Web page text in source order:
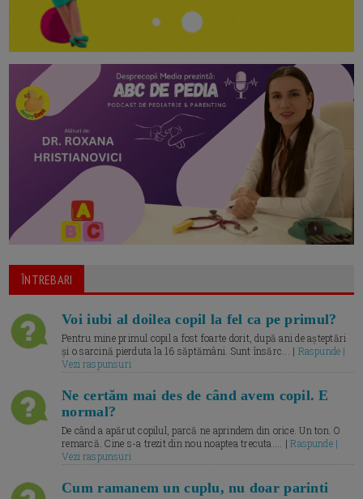
ÎNTREBARI
Voi iubi al doilea copil la fel ca pe primul?
Pentru mine primul copil a fost foarte dorit, după ani de așteptări
și o sarcină pierduta la 16 săptămâni. Sunt însărc... | Raspunde |
Vezi raspunsuri
Ne certăm mai des de când avem copil. E
normal?
De când a apărut copilul, parcă ne aprindem din orice. Un ton. O
remarcă. Cine s-a trezit din nou noaptea trecuta.... |Raspunde |
Vezi raspunsuri
Cum ramanem un cuplu, nu doar parinti